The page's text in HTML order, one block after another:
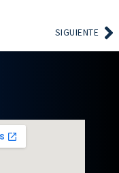
SIGUIENTE